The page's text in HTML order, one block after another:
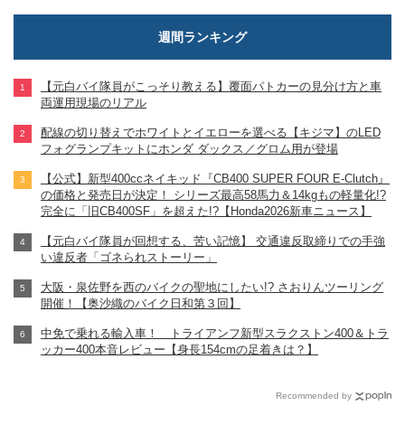
週間ランキング
【元白バイ隊員がこっそり教える】覆面パトカーの見分け方と車
両運用現場のリアル
配線の切り替えでホワイトとイエローを選べる【キジマ】のLED
フォグランプキットにホンダ ダックス／グロム用が登場
【公式】新型400ccネイキッド『CB400 SUPER FOUR E-Clutch』
の価格と発売日が決定！ シリーズ最高58馬力＆14kgもの軽量化!?
完全に「旧CB400SF」を超えた!?【Honda2026新車ニュース】
【元白バイ隊員が回想する、苦い記憶】 交通違反取締りでの手強
い違反者「ゴネられストーリー」
大阪・泉佐野を西のバイクの聖地にしたい!? さおりんツーリング
開催！【奥沙織のバイク日和第３回】
中免で乗れる輸入車！ トライアンフ新型スラクストン400＆トラ
ッカー400本音レビュー【身長154cmの足着きは？】
Recommended by